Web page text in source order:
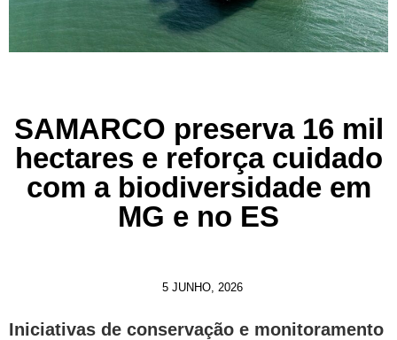
SAMARCO preserva 16 mil
hectares e reforça cuidado
com a biodiversidade em
MG e no ES
5 JUNHO, 2026
Iniciativas de conservação e monitoramento